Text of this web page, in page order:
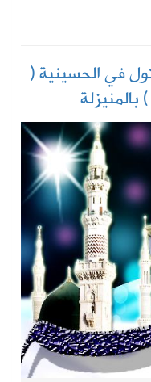
في الحسينية (
بالمنيزلة